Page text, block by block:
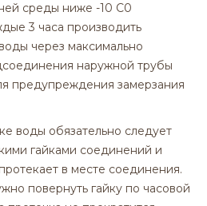
среды ниже -10 С0
3 часа производить
через максимально
наружной трубы
предупреждения замерзания
воды обязательно следует
гайками соединений и
в месте соединения.
повернуть гайку по часовой